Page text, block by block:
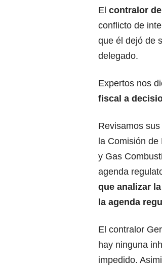
El contralor
conflicto de
que él dejó de
delegado.
Expertos nos
fiscal a
Revisamos
la Comisión
y Gas
agenda
que analizar
la agenda
El contralor
hay ninguna
impedido.